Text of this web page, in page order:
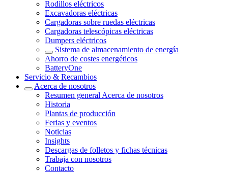
Rodillos eléctricos
Excavadoras eléctricas
Cargadoras sobre ruedas eléctricas
Cargadoras telescópicas eléctricas
Dumpers eléctricos
Sistema de almacenamiento de energía
Ahorro de costes energéticos
BatteryOne
Servicio & Recambios
Acerca de nosotros
Resumen general Acerca de nosotros
Historia
Plantas de producción
Ferias y eventos
Noticias
Insights
Descargas de folletos y fichas técnicas
Trabaja con nosotros
Contacto